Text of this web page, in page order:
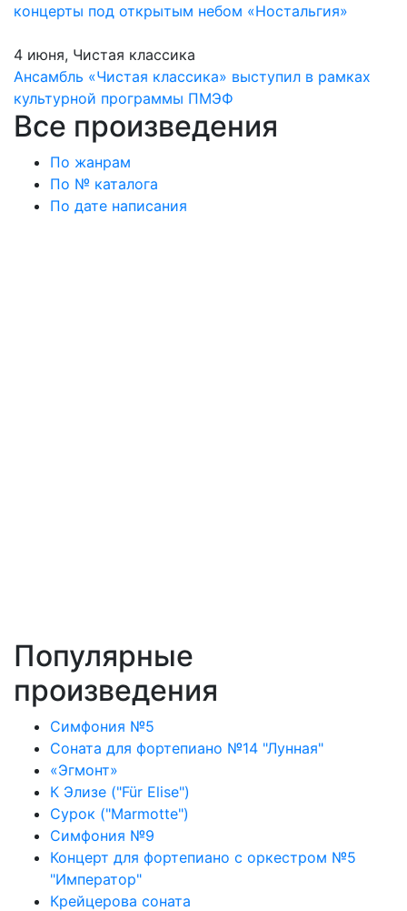
концерты под открытым небом «Ностальгия»
4 июня, Чистая классика
Ансамбль «Чистая классика» выступил в рамках
культурной программы ПМЭФ
Все произведения
По жанрам
По № каталога
По дате написания
Популярные
произведения
Симфония №5
Соната для фортепиано №14 "Лунная"
«Эгмонт»
К Элизе ("Für Elise")
Сурок ("Marmotte")
Симфония №9
Концерт для фортепиано с оркестром №5
"Император"
Крейцерова соната